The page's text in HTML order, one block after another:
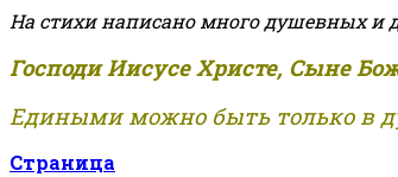
На стихи написано много душевных и
Господи Иисусе Христе, Сыне
Едиными можно быть только в
Страница